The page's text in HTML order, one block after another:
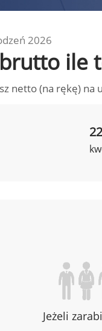
2026
brutto
netto (na rękę)
Jeżeli